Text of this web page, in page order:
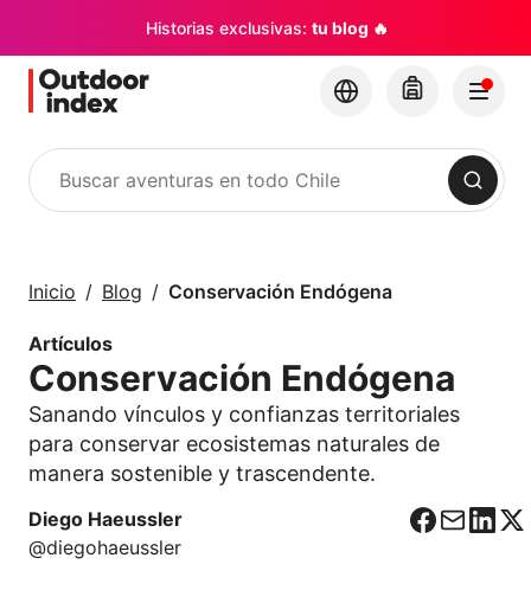
Historias exclusivas: tu blog 🔥
Buscar
Inicio Blog Conservación Endógena
Artículos
Conservación Endógena
Sanando vínculos y confianzas territoriales
para conservar ecosistemas naturales de
manera sostenible y trascendente.
Diego Haeussler
@diegohaeussler
F
C
L
X
Explora Chile y sus
rincones con